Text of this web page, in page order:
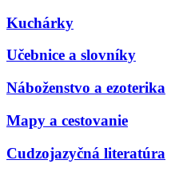
Kuchárky
Učebnice a slovníky
Náboženstvo a ezoterika
Mapy a cestovanie
Cudzojazyčná literatúra